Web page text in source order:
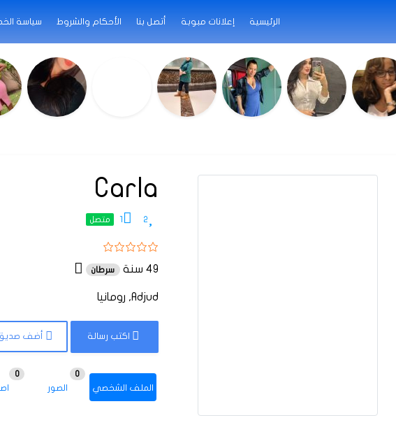
الرئيسية إعلانات مبوبة أتصل بنا الأحكام والشروط سياسة
Carla
2
1 متصل
49 سنة سرطان
Adjud, رومانيا
اكتب رسالة أضف
الملف الشخصي الصور
0
0